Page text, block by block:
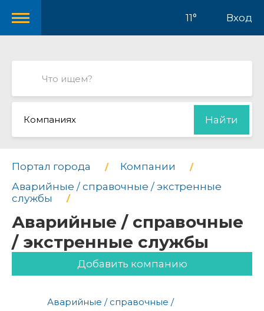
11° Вход
Компаниях Найти
Портал города
Компании
Аварийные / справочные / экстренные
службы
Аварийные / справочные
/ экстренные службы
Добавить компанию
Аварийные / справочные /